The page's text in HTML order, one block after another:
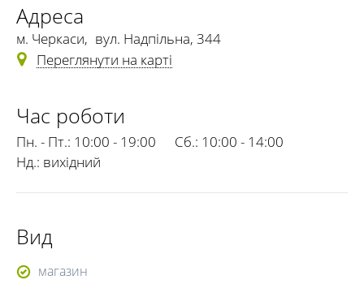
Адреса
м. Черкаси, вул. Надпільна, 344
Переглянути на карті
Час роботи
Пн. - Пт.: 10:00 - 19:00 Сб.: 10:00 - 14:00
Нд.: вихідний
Вид
магазин